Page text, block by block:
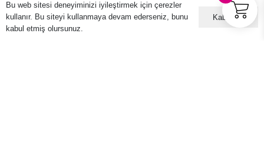
Bu web sitesi deneyiminizi iyileştirmek için çerezler
kullanır. Bu siteyi kullanmaya devam ederseniz, bunu
kabul etmiş olursunuz.
Kabul ET